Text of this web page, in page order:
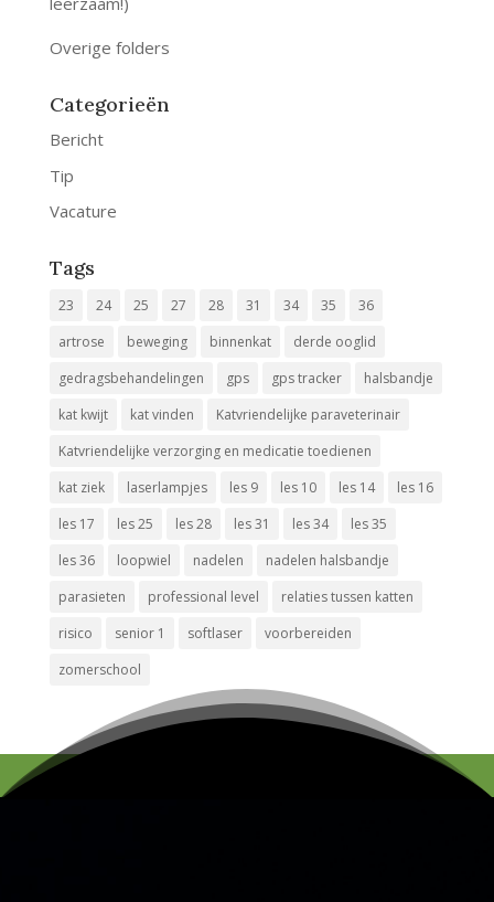
Overige folders
Categorieën
Bericht
Tip
Vacature
Tags
23 24 25 27 28 31 34 35
36
artrose
beweging binnenkat
derde ooglid
gedragsbehandelingen
gps gps tracker
halsbandje
kat kwijt
kat vinden
Katvriendelijke paraveterinair
Katvriendelijke verzorging en medicatie toedienen
kat ziek
laserlampjes les 9 les 10 les 14
les 16
les 17
les 25 les 28 les 31 les 34
les 35
les 36
loopwiel nadelen
nadelen halsbandje
parasieten
professional level
relaties tussen katten
risico
senior 1 softlaser
voorbereiden
zomerschool